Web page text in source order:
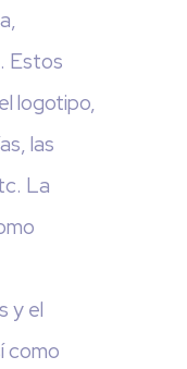
Estos
logotipo,
las
La
y el
como